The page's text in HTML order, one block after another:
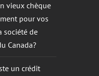
vieux chèque
pour vos
société de
Canada?
un crédit